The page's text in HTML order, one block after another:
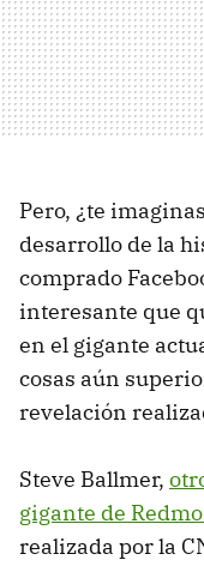
Pero, ¿te
desarrollo de la
comprado
interesante que
en el gigante
cosas aún
revelación
Steve Ballmer,
gigante de
realizada por la